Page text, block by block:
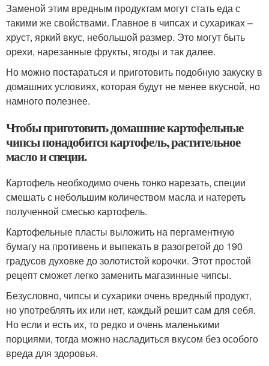
Заменой этим вредным продуктам могут стать еда с
такими же свойствами. Главное в чипсах и сухариках –
хруст, яркий вкус, небольшой размер. Это могут быть
орехи, нарезанные фрукты, ягоды и так далее.
Но можно постараться и приготовить подобную закуску в
домашних условиях, которая будут не менее вкусной, но
намного полезнее.
Чтобы приготовить домашние картофельные
чипсы понадобится картофель, растительное
масло и специи.
Картофель необходимо очень тонко нарезать, специи
смешать с небольшим количеством масла и натереть
полученной смесью картофель.
Картофельные пласты выложить на пергаментную
бумагу на противень и выпекать в разогретой до 190
градусов духовке до золотистой корочки. Этот простой
рецепт сможет легко заменить магазинные чипсы.
Безусловно, чипсы и сухарики очень вредный продукт,
но употреблять их или нет, каждый решит сам для себя.
Но если и есть их, то редко и очень маленькими
порциями, тогда можно насладиться вкусом без особого
вреда для здоровья.